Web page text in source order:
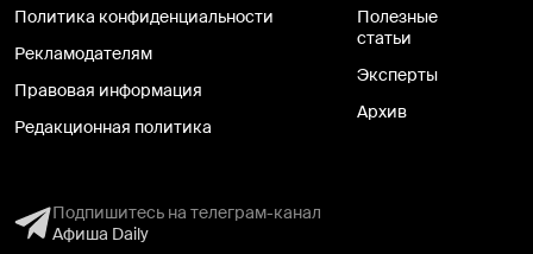
Политика конфиденциальности
Рекламодателям
Правовая информация
Редакционная политика
Полезные
статьи
Эксперты
Архив
Подпишитесь на телеграм-канал
Афиша Daily